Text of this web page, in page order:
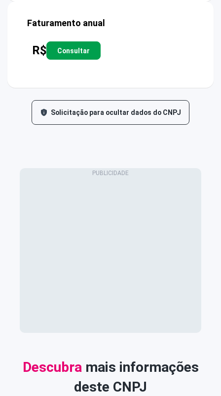
Faturamento anual
R$ Consultar
Solicitação para ocultar dados do CNPJ
Descubra mais informações
deste CNPJ